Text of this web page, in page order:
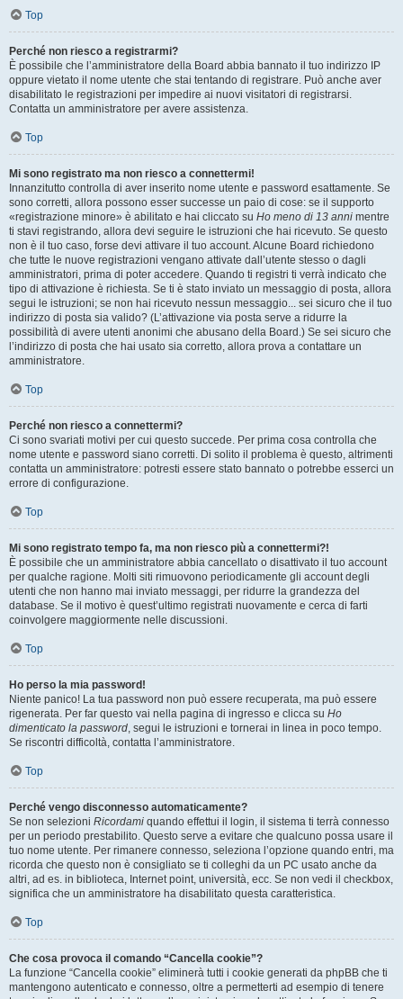
Top
Perché non riesco a registrarmi?
È possibile che l’amministratore della Board abbia bannato il tuo indirizzo IP
oppure vietato il nome utente che stai tentando di registrare. Può anche aver
disabilitato le registrazioni per impedire ai nuovi visitatori di registrarsi.
Contatta un amministratore per avere assistenza.
Top
Mi sono registrato ma non riesco a connettermi!
Innanzitutto controlla di aver inserito nome utente e password esattamente. Se
sono corretti, allora possono esser successe un paio di cose: se il supporto
«registrazione minore» è abilitato e hai cliccato su Ho meno di 13 anni mentre
ti stavi registrando, allora devi seguire le istruzioni che hai ricevuto. Se questo
non è il tuo caso, forse devi attivare il tuo account. Alcune Board richiedono
che tutte le nuove registrazioni vengano attivate dall’utente stesso o dagli
amministratori, prima di poter accedere. Quando ti registri ti verrà indicato che
tipo di attivazione è richiesta. Se ti è stato inviato un messaggio di posta, allora
segui le istruzioni; se non hai ricevuto nessun messaggio... sei sicuro che il tuo
indirizzo di posta sia valido? (L’attivazione via posta serve a ridurre la
possibilità di avere utenti anonimi che abusano della Board.) Se sei sicuro che
l’indirizzo di posta che hai usato sia corretto, allora prova a contattare un
amministratore.
Top
Perché non riesco a connettermi?
Ci sono svariati motivi per cui questo succede. Per prima cosa controlla che
nome utente e password siano corretti. Di solito il problema è questo, altrimenti
contatta un amministratore: potresti essere stato bannato o potrebbe esserci un
errore di configurazione.
Top
Mi sono registrato tempo fa, ma non riesco più a connettermi?!
È possibile che un amministratore abbia cancellato o disattivato il tuo account
per qualche ragione. Molti siti rimuovono periodicamente gli account degli
utenti che non hanno mai inviato messaggi, per ridurre la grandezza del
database. Se il motivo è quest’ultimo registrati nuovamente e cerca di farti
coinvolgere maggiormente nelle discussioni.
Top
Ho perso la mia password!
Niente panico! La tua password non può essere recuperata, ma può essere
rigenerata. Per far questo vai nella pagina di ingresso e clicca su Ho
dimenticato la password, segui le istruzioni e tornerai in linea in poco tempo.
Se riscontri difficoltà, contatta l’amministratore.
Top
Perché vengo disconnesso automaticamente?
Se non selezioni Ricordami quando effettui il login, il sistema ti terrà connesso
per un periodo prestabilito. Questo serve a evitare che qualcuno possa usare il
tuo nome utente. Per rimanere connesso, seleziona l’opzione quando entri, ma
ricorda che questo non è consigliato se ti colleghi da un PC usato anche da
altri, ad es. in biblioteca, Internet point, università, ecc. Se non vedi il checkbox,
significa che un amministratore ha disabilitato questa caratteristica.
Top
Che cosa provoca il comando “Cancella cookie”?
La funzione “Cancella cookie” eliminerà tutti i cookie generati da phpBB che ti
mantengono autenticato e connesso, oltre a permetterti ad esempio di tenere